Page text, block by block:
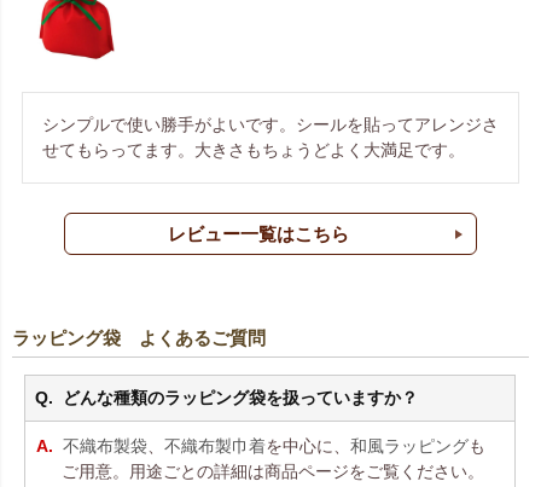
シンプルで使い勝手がよいです。シールを貼ってアレンジさ
せてもらってます。大きさもちょうどよく大満足です。
レビュー一覧はこちら
ラッピング袋 よくあるご質問
どんな種類のラッピング袋を扱っていますか？
不織布製袋 不織布製巾着を中心に、 和風ラッピングも
ご用意。用途ごとの詳細は商品ページをご覧ください。